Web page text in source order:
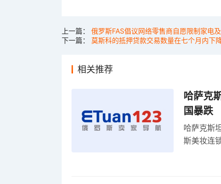
上一篇： 俄罗斯FAS倡议网络零售商自愿限制家电
下一篇： 莫斯科的抵押贷款交易数量在七个月内下
相关推荐
哈萨克
国暴跌
哈萨克斯
斯美妆连